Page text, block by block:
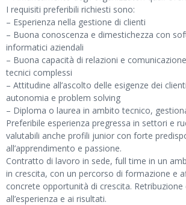
I requisiti preferibili richiesti sono:
– Esperienza nella gestione di clienti
– Buona conoscenza e dimestichezza con
informatici aziendali
– Buona capacità di relazioni e
tecnici complessi
– Attitudine all’ascolto delle esigenze dei
autonomia e problem solving
– Diploma o laurea in ambito tecnico,
Preferibile esperienza pregressa in settori e
valutabili anche profili junior con forte
all’apprendimento e passione.
Contratto di lavoro in sede, full time in un
in crescita, con un percorso di formazione e
concrete opportunità di crescita. Retribuzione
all’esperienza e ai risultati.